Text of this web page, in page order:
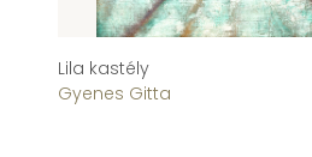
Lila kastély
Gyenes Gitta